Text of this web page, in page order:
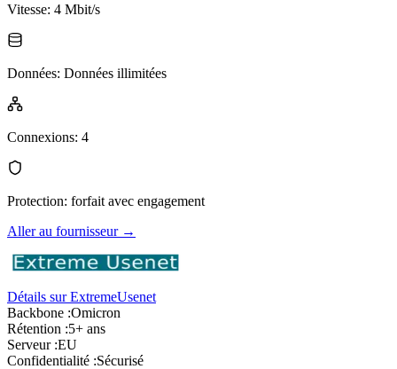
Vitesse: 4 Mbit/s
Données: Données illimitées
Connexions: 4
Protection: forfait avec engagement
Aller au fournisseur→
Détails sur ExtremeUsenet
Backbone :Omicron
Rétention :5+ ans
Serveur :EU
Confidentialité :Sécurisé